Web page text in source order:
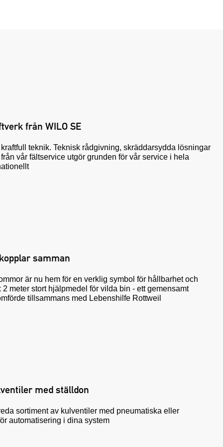
från WILO SE
teknik. Teknisk rådgivning, skräddarsydda lösningar
vår fältservice utgör grunden för vår service i hela
samman
är nu hem för en verklig symbol för hållbarhet och
2 meter stort hjälpmedel för vilda bin - ett gemensamt
tillsammans med Lebenshilfe Rottweil
med ställdon
sortiment av kulventiler med pneumatiska eller
automatisering i dina system